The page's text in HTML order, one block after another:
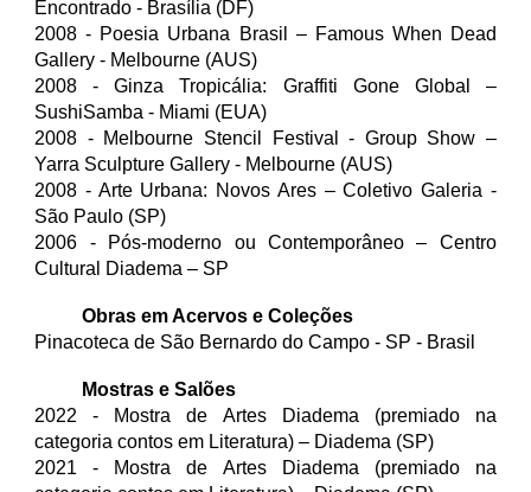
Encontrado - Brasília (DF)
2008 - Poesia Urbana Brasil – Famous When Dead
Gallery - Melbourne (AUS)
2008 - Ginza Tropicália: Graffiti Gone Global –
SushiSamba - Miami (EUA)
2008 - Melbourne Stencil Festival - Group Show –
Yarra Sculpture Gallery - Melbourne (AUS)
2008 - Arte Urbana: Novos Ares – Coletivo Galeria -
São Paulo (SP)
2006 - Pós-moderno ou Contemporâneo – Centro
Cultural Diadema – SP
Obras em Acervos e Coleções
Pinacoteca de São Bernardo do Campo - SP - Brasil
Mostras e Salões
2022 - Mostra de Artes Diadema (premiado na
categoria contos em Literatura) – Diadema (SP)
2021 - Mostra de Artes Diadema (premiado na